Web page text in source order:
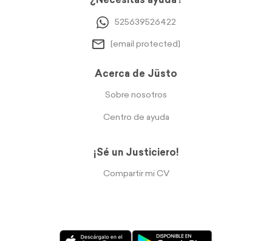
525639526422
[email protected]
Acerca de Jüsto
Sobre nosotros
Centro de ayuda
¡Sé un Justiciero!
Compartir mi CV